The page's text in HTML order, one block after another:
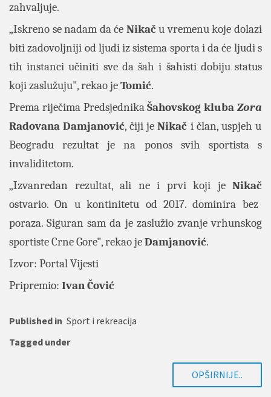
zahvaljuje.
„Iskreno se nadam da će Nikaču vremenu koje dolazi
biti zadovoljniji od ljudi iz sistema sporta i da će ljudi s
tih instanci učiniti sve da šah i šahisti dobiju status
koji zaslužuju", rekao jeTomić.
Prema riječima PredsjednikaŠahovskog klubaZora
Radovana Damjanović, čiji jeNikač i član, uspjeh u
Beogradu
rezultat je na ponos svih sportista s
invaliditetom.
„Izvanredan rezultat, ali ne i prvi koji je Nikač
ostvario. On u kontinitetu od 2017. dominira bez
poraza. Siguran sam da je zaslužio zvanje vrhunskog
sportiste Crne Gore", rekao jeDamjanović.
Izvor: PortalVijesti
Pripremio: Ivan Čović
Published in Sport i rekreacija
Tagged under
OPŠIRNIJE..